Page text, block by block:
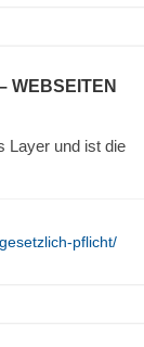
WEBSEITEN
Layer und ist die
pflicht/